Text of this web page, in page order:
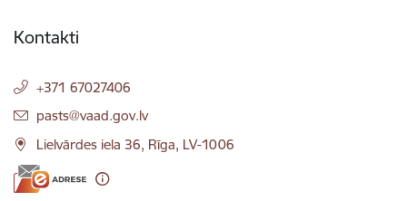
Kontakti
+371 67027406
E-pasts:
pasts@vaad.gov.lv
Lielvārdes iela 36, Rīga, LV-1006